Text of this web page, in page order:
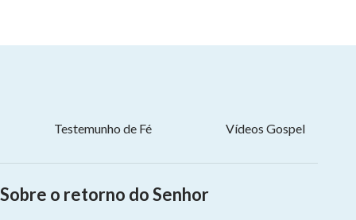
Testemunho de Fé Vídeos Gospel
Sobre o retorno do Senhor